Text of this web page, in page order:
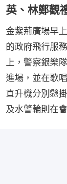
英、林鄭觀
金紫荊廣場早
的政府飛行服
上，警察銀樂
進場，並在歌
直升機分別懸
及水警輪則在